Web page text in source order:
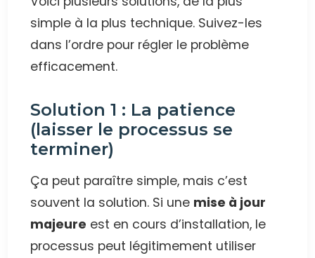
simple à la plus technique. Suivez-les
dans l’ordre pour régler le problème
efficacement.
Solution 1 : La patience
(laisser le processus se
terminer)
Ça peut paraître simple, mais c’est
souvent la solution. Si une mise à jour
majeure est en cours d’installation, le
processus peut légitimement utiliser